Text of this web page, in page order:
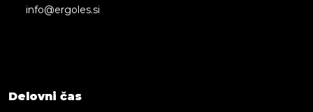
info@ergoles.si
Delovni čas